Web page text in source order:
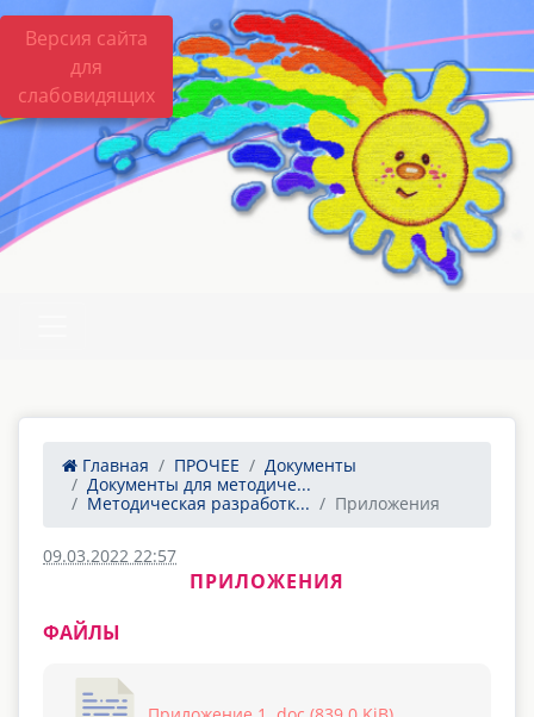
Версия сайта
для
слабовидящих
Главная ПРОЧЕЕ
Документы
Документы для методиче...
Методическая разработк...
Приложения
09.03.2022 22:57
ПРИЛОЖЕНИЯ
ФАЙЛЫ